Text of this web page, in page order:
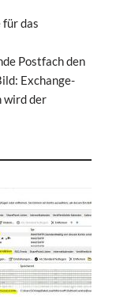
für das
Postfach den
Exchange-
wird der